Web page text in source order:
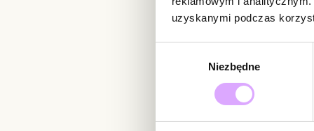
uzyskanymi podczas
Niezbędne